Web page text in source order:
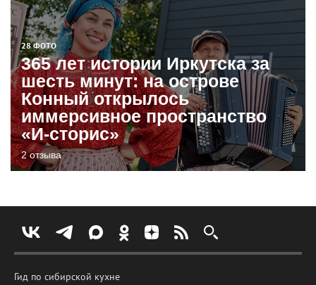
28 ФОТО
365 лет истории Иркутска за
шесть минут: на острове
Конный открылось
иммерсивное пространство
«И-сторис»
2 отзыва
Гид по сибирской кухне